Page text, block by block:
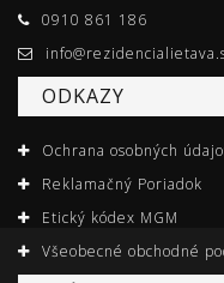
0910 861 186
ODKAZY
Ochrana osobných
Reklamačný Poriadok
Etický kódex MGM
Všeobecné obchodné